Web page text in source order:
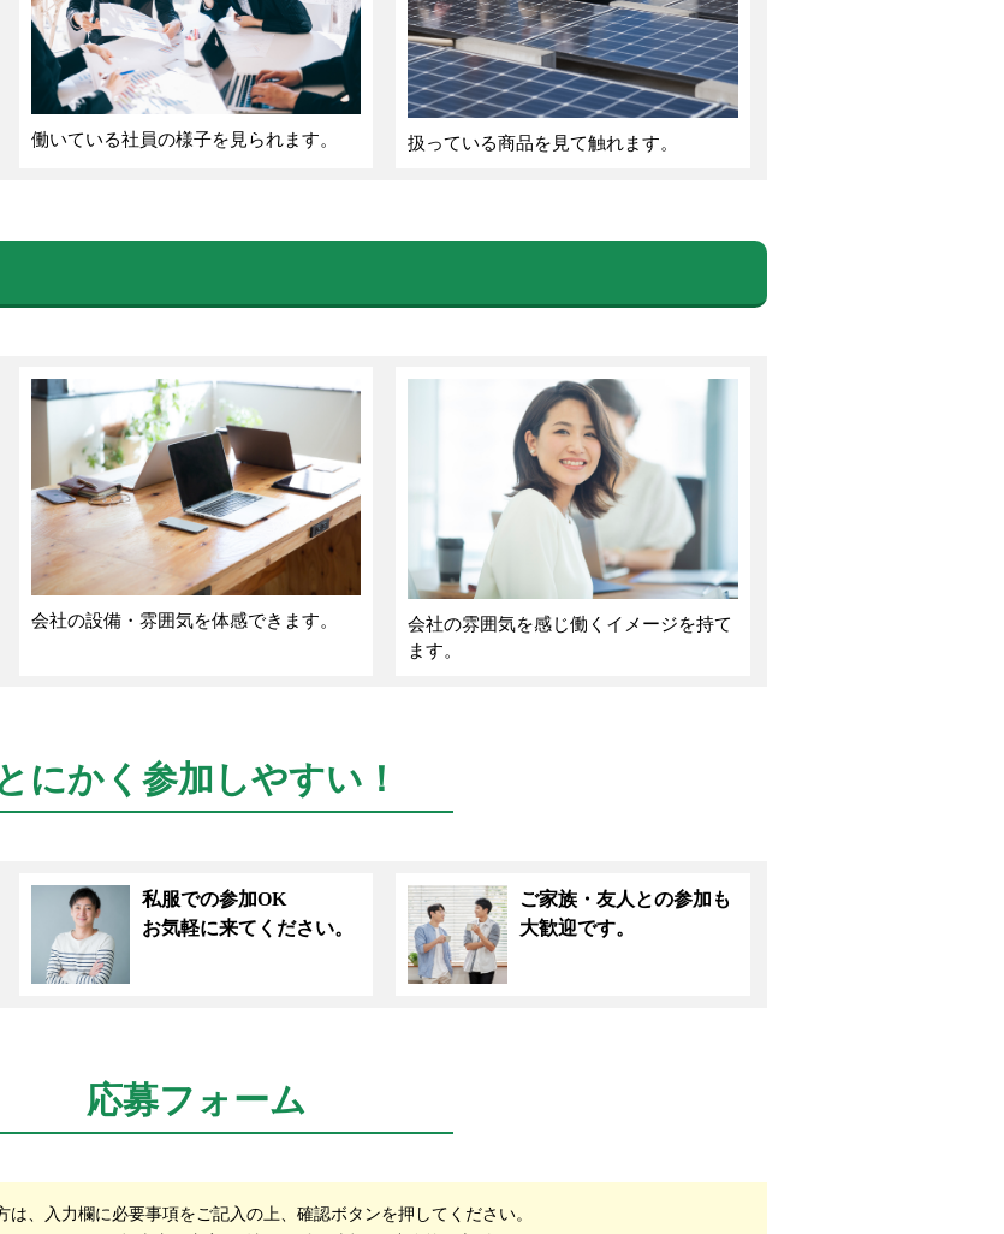
働いている社員の様子を見られます。 扱っている商品を見て触れます。
会社の設備・雰囲気を体感できます。
会社の雰囲気を感じ働くイメージを持て
ます。
とにかく参加しやすい！
私服での参加OK
お気軽に来てください。
ご家族・友人との参加も
大歓迎です。
応募フォーム
は、入力欄に必要事項をご記入の上、確認ボタンを押してください。